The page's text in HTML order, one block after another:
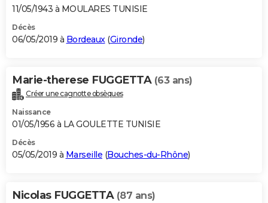
11/05/1943 à MOULARES TUNISIE
Décès
06/05/2019 à Bordeaux(Gironde)
Marie-therese FUGGETTA (63 ans)
Créer une cagnotte obsèques
Naissance
01/05/1956 à LA GOULETTE TUNISIE
Décès
05/05/2019 à Marseille (Bouches-du-Rhône)
Nicolas FUGGETTA (87 ans)